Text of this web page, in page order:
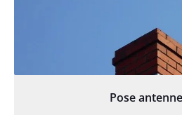
Pose